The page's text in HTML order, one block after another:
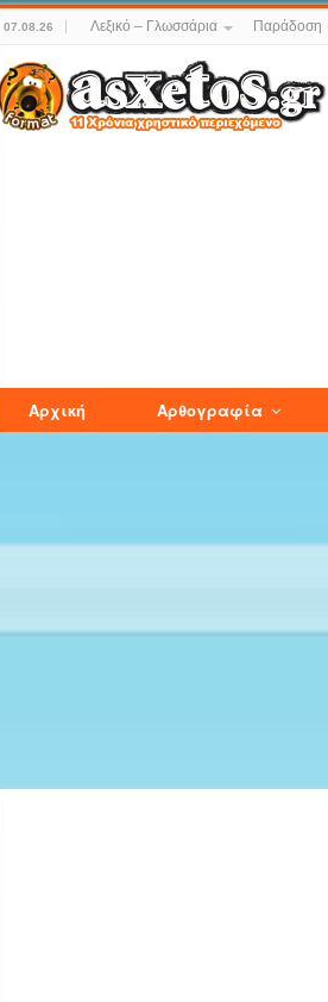
07.08.26 Λεξικό – Γλωσσάρια Παράδοση
Αρχική Αρθογραφία